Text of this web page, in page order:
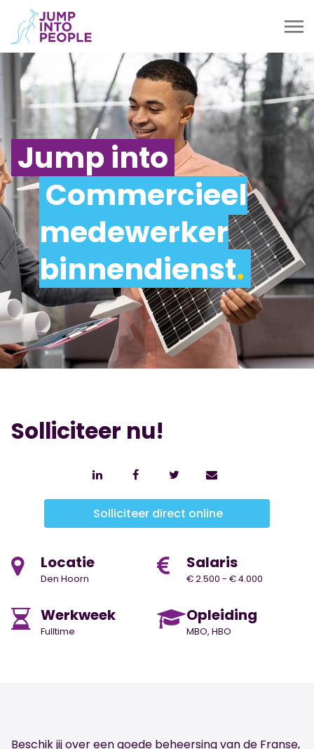
Jump into
Commercieel
medewerker
binnendienst.
Solliciteer nu!
Solliciteer direct online
Locatie
Den Hoorn
Salaris
€ 2.500 - € 4.000
Werkweek
Fulltime
Opleiding
MBO, HBO
Beschik jij over een goede beheersing van de Franse,